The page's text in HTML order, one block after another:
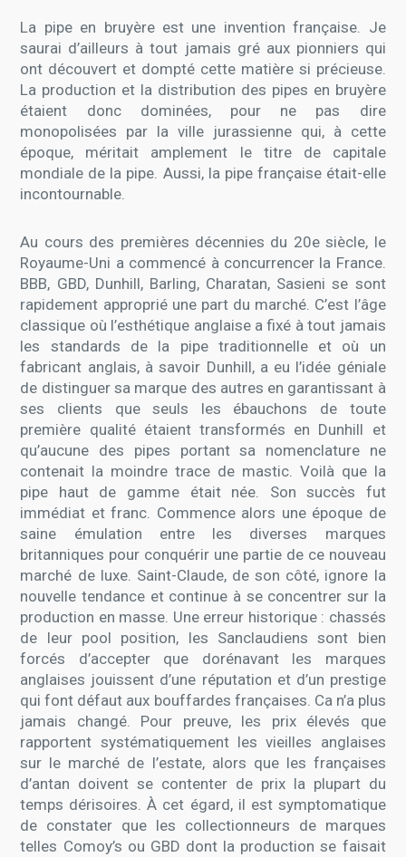
La pipe en bruyère est une invention française. Je
saurai d’ailleurs à tout jamais gré aux pionniers qui
ont découvert et dompté cette matière si précieuse.
La production et la distribution des pipes en bruyère
étaient donc dominées, pour ne pas dire
monopolisées par la ville jurassienne qui, à cette
époque, méritait amplement le titre de capitale
mondiale de la pipe. Aussi, la pipe française était-elle
incontournable.
Au cours des premières décennies du 20e siècle, le
Royaume-Uni a commencé à concurrencer la France.
BBB, GBD, Dunhill, Barling, Charatan, Sasieni se sont
rapidement approprié une part du marché. C’est l’âge
classique où l’esthétique anglaise a fixé à tout jamais
les standards de la pipe traditionnelle et où un
fabricant anglais, à savoir Dunhill, a eu l’idée géniale
de distinguer sa marque des autres en garantissant à
ses clients que seuls les ébauchons de toute
première qualité étaient transformés en Dunhill et
qu’aucune des pipes portant sa nomenclature ne
contenait la moindre trace de mastic. Voilà que la
pipe haut de gamme était née. Son succès fut
immédiat et franc. Commence alors une époque de
saine émulation entre les diverses marques
britanniques pour conquérir une partie de ce nouveau
marché de luxe. Saint-Claude, de son côté, ignore la
nouvelle tendance et continue à se concentrer sur la
production en masse. Une erreur historique : chassés
de leur pool position, les Sanclaudiens sont bien
forcés d’accepter que dorénavant les marques
anglaises jouissent d’une réputation et d’un prestige
qui font défaut aux bouffardes françaises. Ca n’a plus
jamais changé. Pour preuve, les prix élevés que
rapportent systématiquement les vieilles anglaises
sur le marché de l’estate, alors que les françaises
d’antan doivent se contenter de prix la plupart du
temps dérisoires. À cet égard, il est symptomatique
de constater que les collectionneurs de marques
telles Comoy’s ou GBD dont la production se faisait